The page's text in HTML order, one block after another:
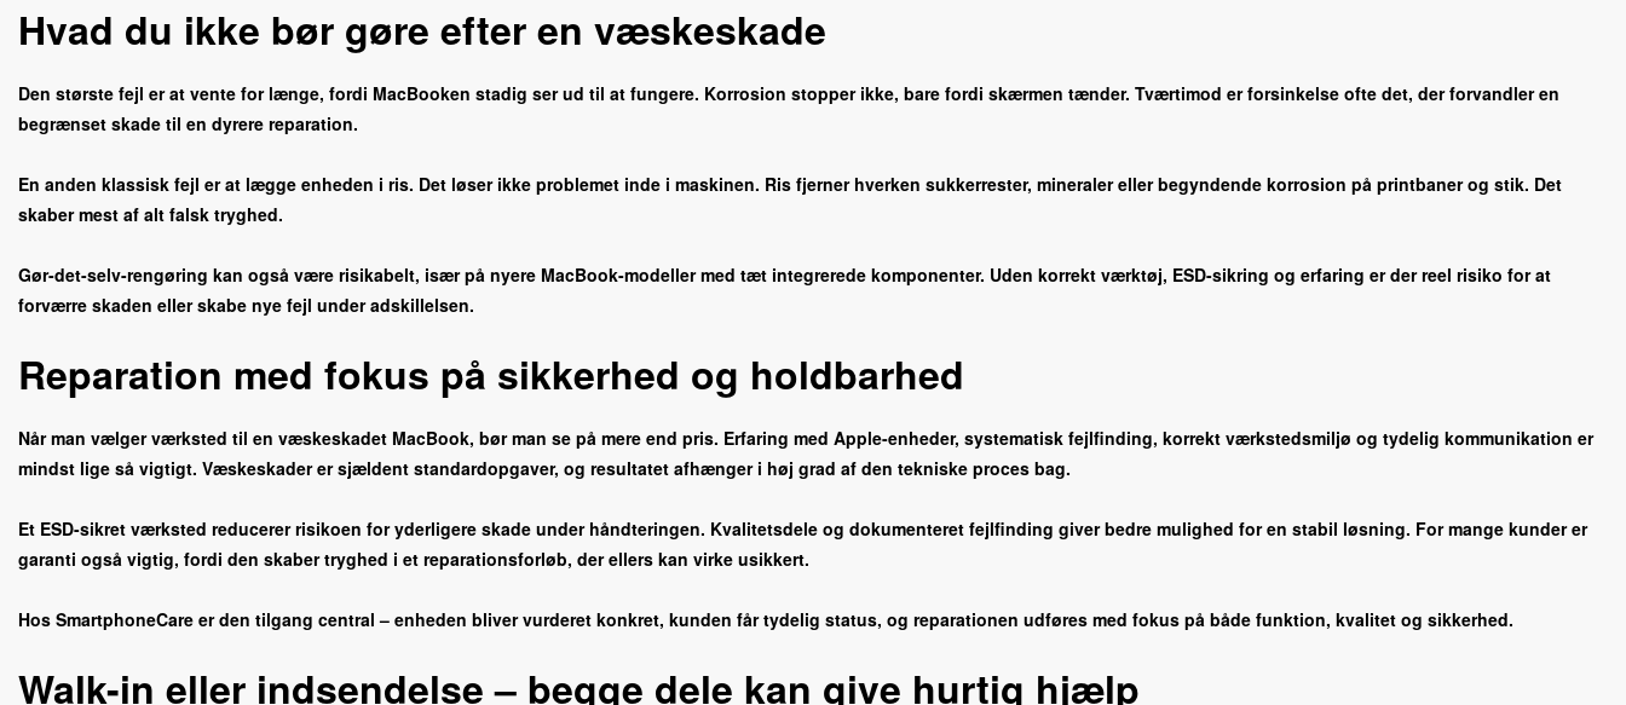
Hvad du ikke bør gøre efter en væskeskade
Den største fejl er at vente for længe, fordi MacBooken stadig ser ud til at fungere. Korrosion stopper ikke, bare fordi skærmen tænder. Tværtimod er forsinkelse ofte det, der forvandler en
begrænset skade til en dyrere reparation.
En anden klassisk fejl er at lægge enheden i ris. Det løser ikke problemet inde i maskinen. Ris fjerner hverken sukkerrester, mineraler eller begyndende korrosion på printbaner og stik. Det
skaber mest af alt falsk tryghed.
Gør-det-selv-rengøring kan også være risikabelt, især på nyere MacBook-modeller med tæt integrerede komponenter. Uden korrekt værktøj, ESD-sikring og erfaring er der reel risiko for at
forværre skaden eller skabe nye fejl under adskillelsen.
Reparation med fokus på sikkerhed og holdbarhed
Når man vælger værksted til en væskeskadet MacBook, bør man se på mere end pris. Erfaring med Apple-enheder, systematisk fejlfinding, korrekt værkstedsmiljø og tydelig kommunikation er
mindst lige så vigtigt. Væskeskader er sjældent standardopgaver, og resultatet afhænger i høj grad af den tekniske proces bag.
Et ESD-sikret værksted reducerer risikoen for yderligere skade under håndteringen. Kvalitetsdele og dokumenteret fejlfinding giver bedre mulighed for en stabil løsning. For mange kunder er
garanti også vigtig, fordi den skaber tryghed i et reparationsforløb, der ellers kan virke usikkert.
Hos SmartphoneCare er den tilgang central – enheden bliver vurderet konkret, kunden får tydelig status, og reparationen udføres med fokus på både funktion, kvalitet og sikkerhed.
Walk-in eller indsendelse – begge dele kan give hurtig hjælp